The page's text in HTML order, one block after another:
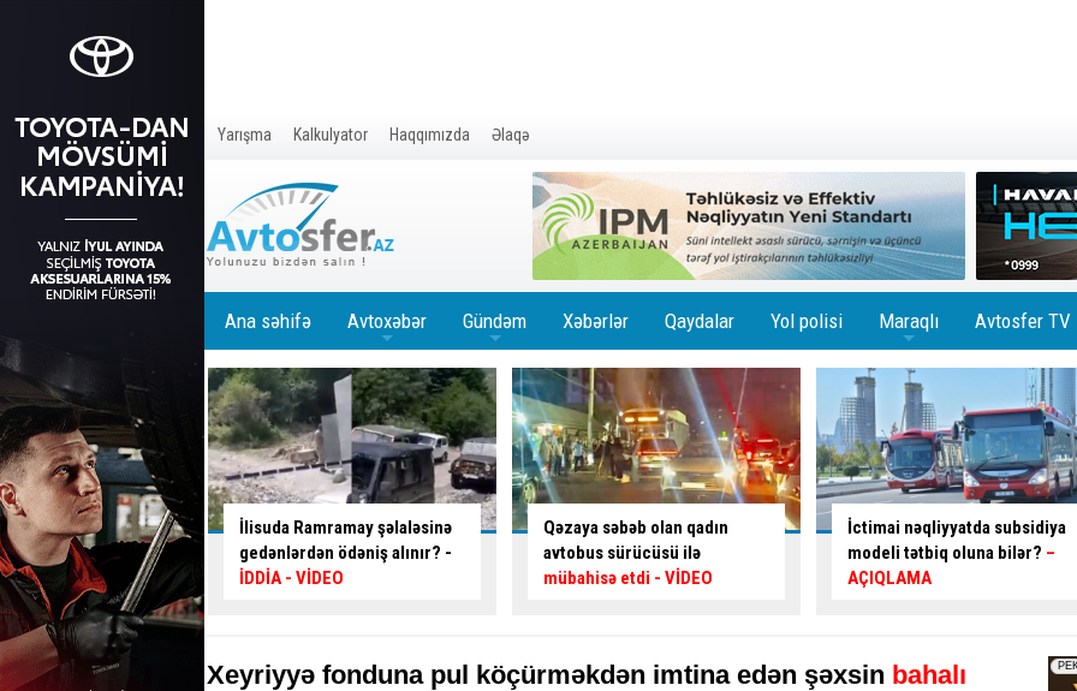
Yarışma Kalkulyator Haqqımızda Əlaqə
Ana səhifə Avtoxəbər Gündəm Xəbərlər Qaydalar Yol polisi Maraqlı Avtosfer TV
şəlaləsinə
ödəniş alınır? -
Qəzaya səbəb olan qadın
avtobus sürücüsü ilə
mübahisə etdi
İctimai nəqliyyatda subsidiya
modeli tətbiq oluna bilər?
AÇIQLAMA
Sürücü bu yolayrıcında hansı
istiqamətlərə hərəkət edə
bilər? -CAVAB VER, HƏDİYYƏ
Xeyriyyə fonduna pul köçürməkdən imtina edən şəxsin bahalı